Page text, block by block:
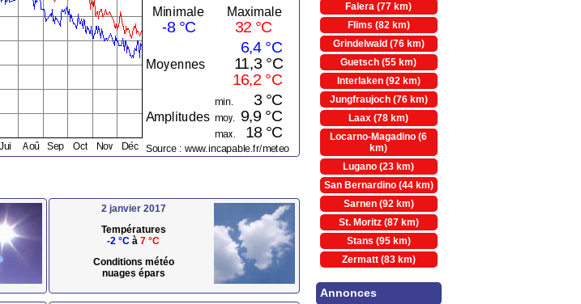
2 janvier 2017
Températures
-2 °C à 7 °C
Conditions météo
nuages épars
Falera (77 km)
Flims (82 km)
Grindelwald (76 km)
Guetsch (55 km)
Interlaken (92 km)
Jungfraujoch (76 km)
Laax (78 km)
Locarno-Magadino (6
km)
Lugano (23 km)
San Bernardino (44 km)
Sarnen (92 km)
St. Moritz (87 km)
Stans (95 km)
Zermatt (83 km)
Annonces